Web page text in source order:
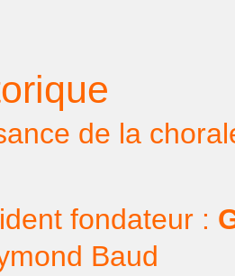
de la
fondateur :
Baud